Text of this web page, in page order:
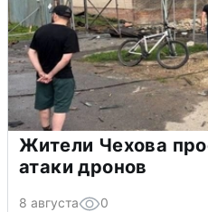
Жители Чехова
атаки дронов
8 августа 0